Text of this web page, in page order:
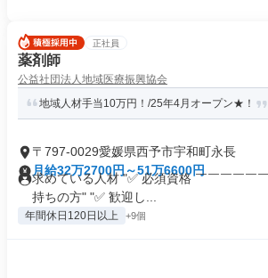
正社員
薬剤師
公益社団法人地域医療振興協会
地域人材手当10万円！/25年4月オープン★！
〒797-0029愛媛県西予市宇和町永長
月給32万2700円～51万6600円
求めている人材 "✅ 必須資格 ￣￣￣￣￣
持ちの方" "✅ 歓迎し...
年間休日120日以上 +9個